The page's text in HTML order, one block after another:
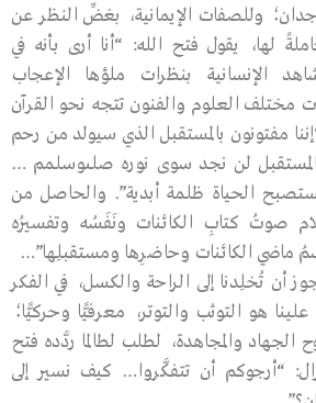
وللصفات الإيمانية، بغضِّ النظر عن
لها، يقول فتح الله: “أنا أرى بأنه في
الإنسانية بنظرات ملؤها الإعجاب
مختلف العلوم والفنون تتجه نحو القرآن
مفتونون بالمستقبل الذي سيولد من رحم
المستقبل لن نجد سوى نوره صلىوسلمم …
الحياة ظلمة أبدية”. والحاصل من
صوتُ كتابِ الكائنات ونَفَسُه وتفسيرُه
ماضي الكائنات وحاضرِها ومستقبلِها”…
أن تُخلِدنا إلى الراحة والكسل، في الفكر
هو التوثب والتوتر، معرفيًّا وحركيًّا؛
الجهاد والمجاهدة، لطلب لطالما ردَّده فتح
“أرجوكم أن تتفكَّروا… كيف نسير إلى